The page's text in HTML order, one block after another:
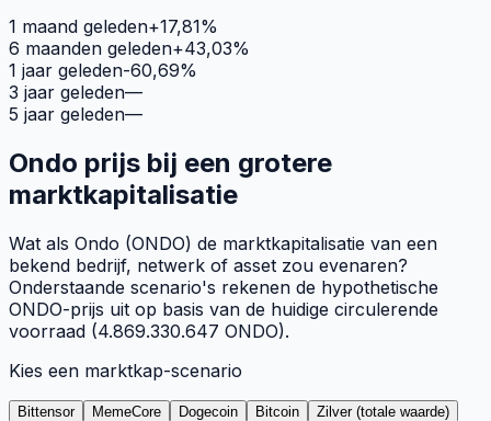
1 maand geleden+17,81%
6 maanden geleden+43,03%
1 jaar geleden-60,69%
3 jaar geleden—
5 jaar geleden—
Ondo prijs bij een grotere
marktkapitalisatie
Wat als Ondo (ONDO) de marktkapitalisatie van een
bekend bedrijf, netwerk of asset zou evenaren?
Onderstaande scenario's rekenen de hypothetische
ONDO-prijs uit op basis van de huidige circulerende
voorraad (4.869.330.647 ONDO).
Kies een marktkap-scenario
Bittensor MemeCore Dogecoin Bitcoin Zilver (totale waarde)